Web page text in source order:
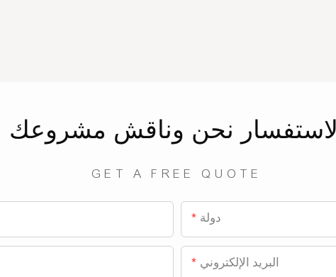
نحن وناقش مشروعك
GET A FREE QUOTE
دولة
البريد الإلكتروني